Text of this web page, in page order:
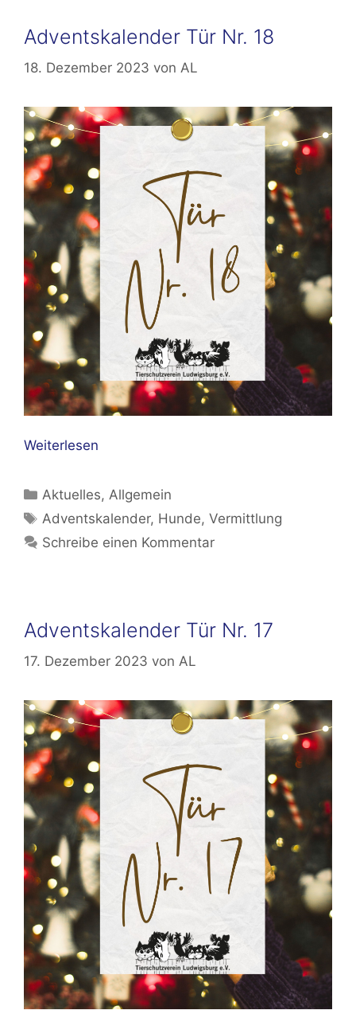
Adventskalender Tür Nr. 18
18. Dezember 2023 von AL
Weiterlesen
Kategorien
Aktuelles,Allgemein
Schlagwörter
Adventskalender, Hunde,Vermittlung
Schreibe einen Kommentar
Adventskalender Tür Nr. 17
17. Dezember 2023 von AL